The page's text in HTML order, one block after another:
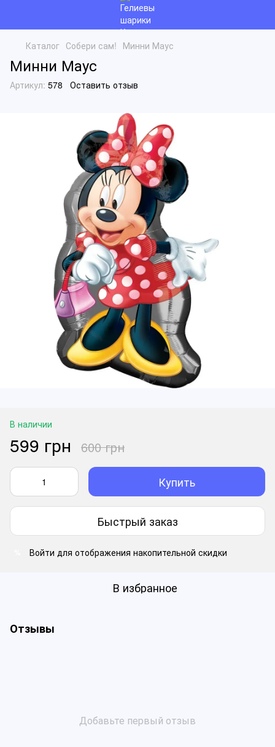
Каталог Собери сам! Минни Маус
Минни Маус
Артикул: 578 Оставить отзыв
В наличии
599 грн 600 грн
Купить
Быстрый заказ
Войти для отображения накопительной скидки
В избранное
Отзывы
Добавьте первый отзыв